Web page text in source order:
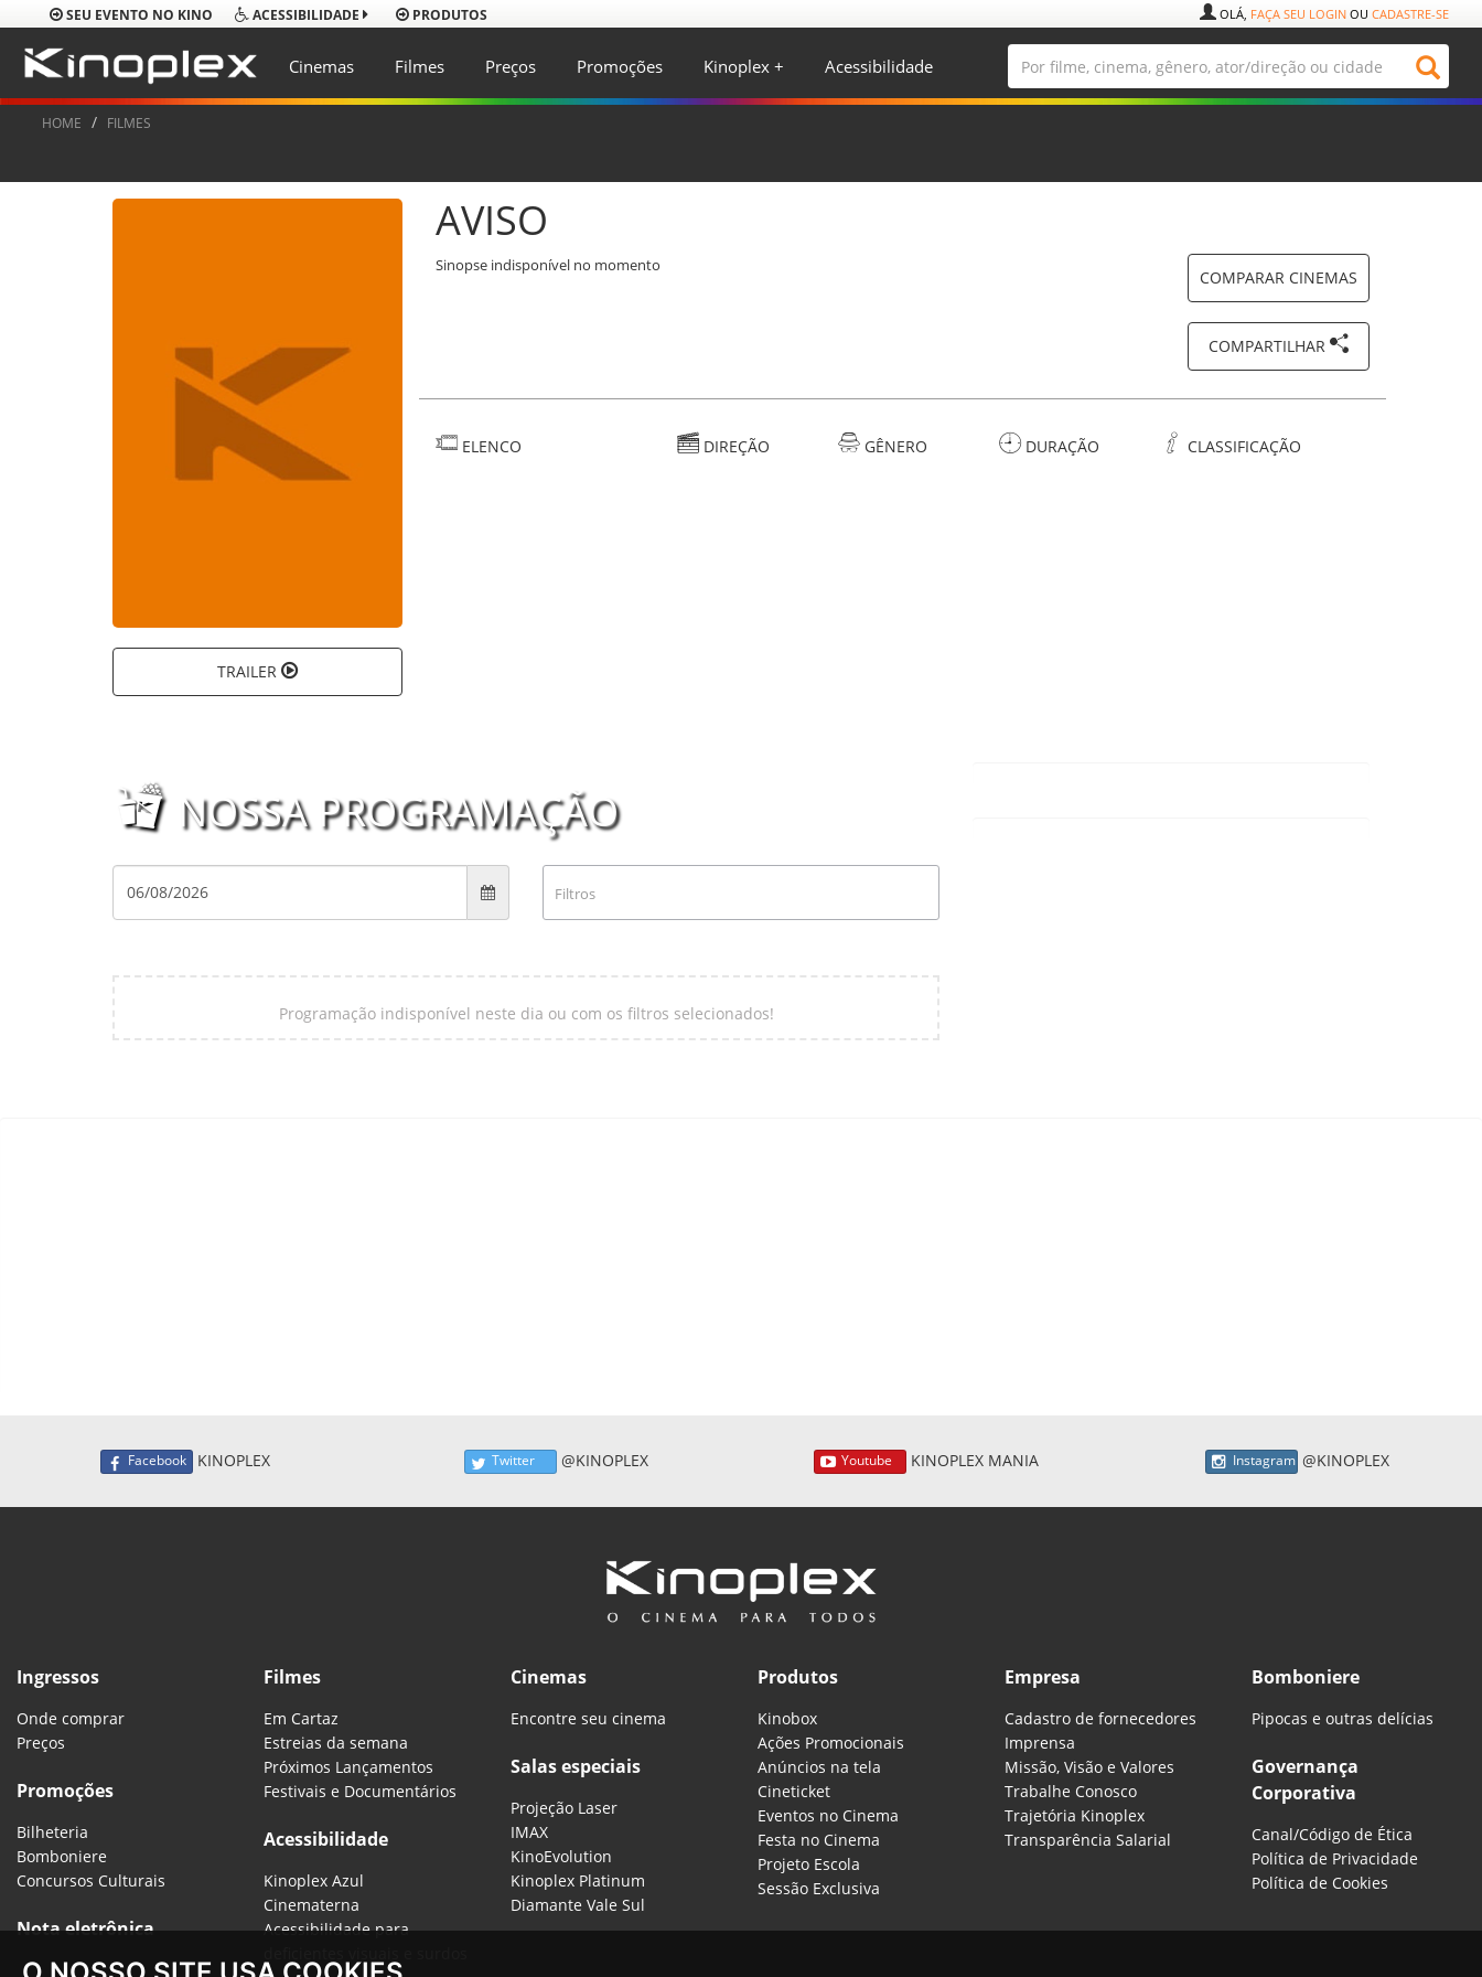
SEU EVENTO NO KINO ACESSIBILIDADE PRODUTOS OLÁ, FAÇA SEU LOGIN OU CADASTRE-SE
Cinemas Filmes Preços Promoções Kinoplex + Acessibilidade
HOME FILMES
TRAILER
AVISO
Sinopse indisponível no momento
COMPARAR CINEMAS
COMPARTILHAR
ELENCO DIREÇÃO GÊNERO DURAÇÃO CLASSIFICAÇÃO
NOSSA PROGRAMAÇÃO
Filtros
Programação indisponível neste dia ou com os filtros selecionados!
Facebook KINOPLEX Twitter @KINOPLEX Youtube KINOPLEX MANIA Instagram @KINOPLEX
Ingressos
Onde comprar
Preços
Promoções
Bilheteria
Bomboniere
Concursos Culturais
Nota eletrônica
Filmes
Em Cartaz
Estreias da semana
Próximos Lançamentos
Festivais e Documentários
Acessibilidade
Kinoplex Azul
Cinematerna
Acessibilidade para
Cinemas
Encontre seu cinema
Salas especiais
Projeção Laser
IMAX
KinoEvolution
Kinoplex Platinum
Diamante Vale Sul
Produtos
Kinobox
Ações Promocionais
Anúncios na tela
Cineticket
Eventos no Cinema
Festa no Cinema
Projeto Escola
Sessão Exclusiva
Empresa
Cadastro de fornecedores
Imprensa
Missão, Visão e Valores
Trabalhe Conosco
Trajetória Kinoplex
Transparência Salarial
Bomboniere
Pipocas e outras delícias
Governança
Corporativa
Canal/Código de Ética
Política de Privacidade
Política de Cookies